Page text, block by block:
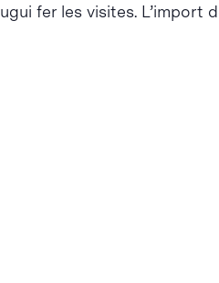
fer les visites. L’import